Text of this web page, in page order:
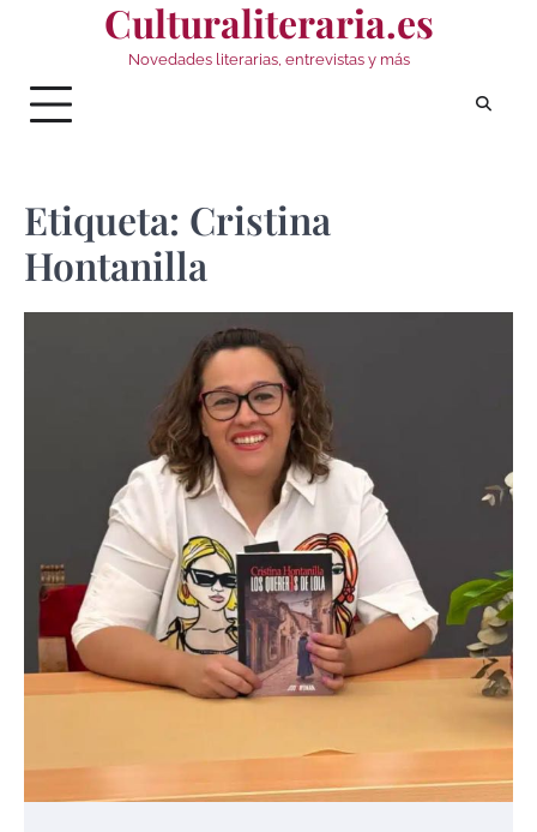
Culturaliteraria.es
Novedades literarias, entrevistas y más
Etiqueta: Cristina
Hontanilla